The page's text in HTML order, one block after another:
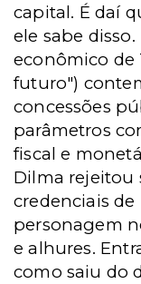
capital. É daí
ele sabe
econômico de
futuro")
concessões
parâmetros
fiscal e
Dilma rejeitou
credenciais
personagem
e alhures.
como saiu do